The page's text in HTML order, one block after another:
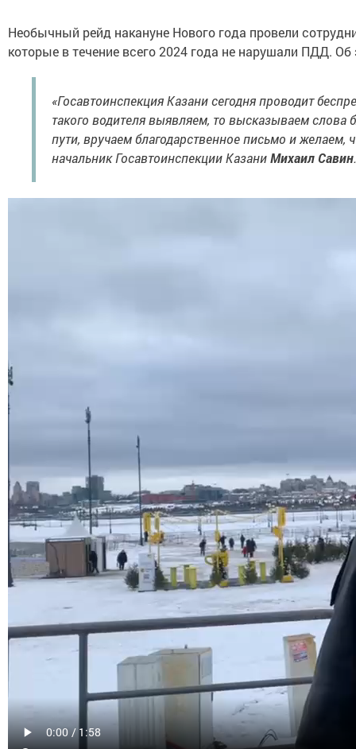
Необычный рейд накануне Нового года провели
которые в течение всего 2024 года не нарушали ПДД.
«Госавтоинспекция Казани сегодня проводит
такого водителя выявляем, то высказываем
пути, вручаем благодарственное письмо и
начальник Госавтоинспекции КазаниМихаил Савин.